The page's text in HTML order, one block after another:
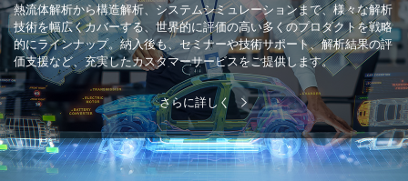
熱流体解析から構造解析、システムシミュレーションまで、様々な解析
技術を幅広くカバーする、世界的に評価の高い多くのプロダクトを戦略
的にラインナップ。納入後も、セミナーや技術サポート、解析結果の評
価支援など、充実したカスタマーサービスをご提供します。
さらに詳しく